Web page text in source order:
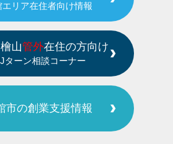
エリア在住者向け情報
山管外在住の方向け
ターン相談コーナー
市の創業支援情報